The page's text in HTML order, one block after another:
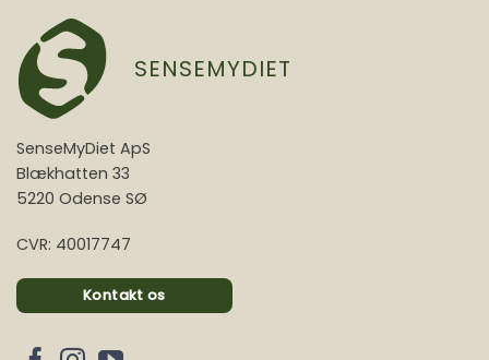
SENSEMYDIET
SenseMyDiet ApS
Blækhatten 33
5220 Odense SØ
CVR: 40017747
Kontakt os